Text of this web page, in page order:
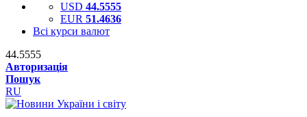
USD 44.5555
EUR 51.4636
Всі курси валют
44.5555
Авторизація
Пошук
RU